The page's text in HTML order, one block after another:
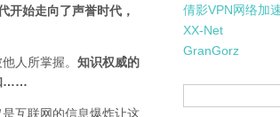
开始走向了声誉时代，
人所掌握。 知识权威的
……
互联网的信息爆炸让这
倩影VPN网络加
XX-Net
GranGorz